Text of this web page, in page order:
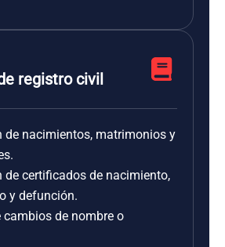
registro civil
de nacimientos, matrimonios y
de certificados de nacimiento,
y defunción.
cambios de nombre o